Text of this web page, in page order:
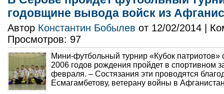
годовщине вывода войск из
Автор Константин Бобылев от 12/02/2014 |
Просмотров: 97
Мини-футбольный турнир «Кубок
2006 годов рождения пройдет в спортивном
февраля. – Состязания эти проводятся
Есмагамбетову, ветерану войны в